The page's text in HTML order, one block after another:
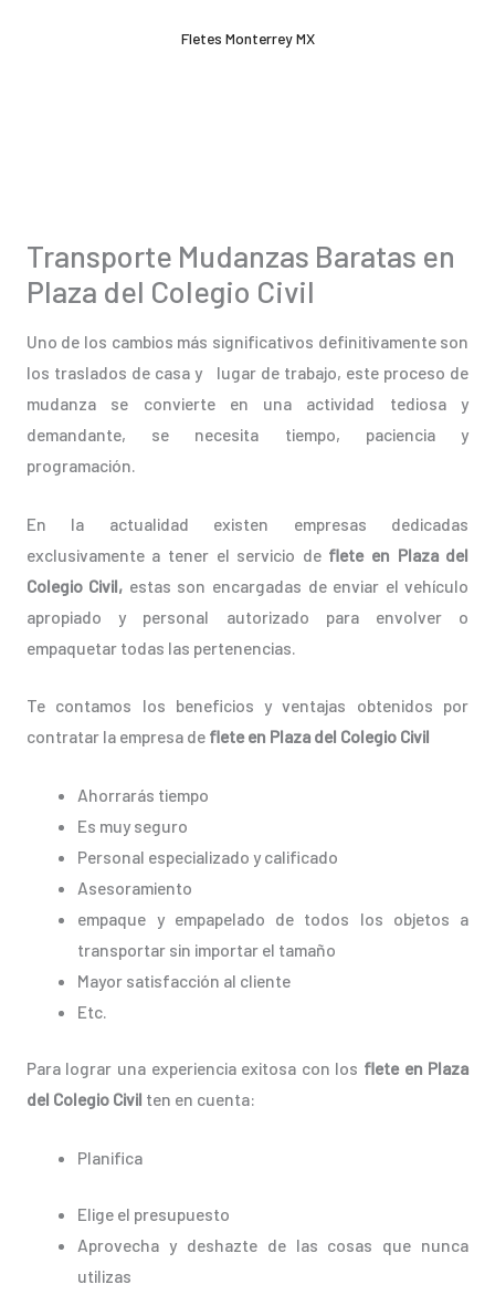
Fletes Monterrey MX
Transporte Mudanzas Baratas en
Plaza del Colegio Civil
Uno de los cambios más significativos definitivamente son
los traslados de casa y lugar de trabajo, este proceso de
mudanza se convierte en una actividad tediosa y
demandante, se necesita tiempo, paciencia y
programación.
En la actualidad existen empresas dedicadas
exclusivamente a tener el servicio deflete en Plaza del
Colegio Civil, estas son encargadas de enviar el vehículo
apropiado y personal autorizado para envolver o
empaquetar todas las pertenencias.
Te contamos los beneficios y ventajas obtenidos por
contratar la empresa de flete en Plaza del Colegio Civil
Ahorrarás tiempo
Es muy seguro
Personal especializado y calificado
Asesoramiento
empaque y empapelado de todos los objetos a
transportar sin importar el tamaño
Mayor satisfacción al cliente
Etc.
Para lograr una experiencia exitosa con los flete en Plaza
del Colegio Civil ten en cuenta:
Planifica
Elige el presupuesto
Aprovecha y deshazte de las cosas que nunca
utilizas